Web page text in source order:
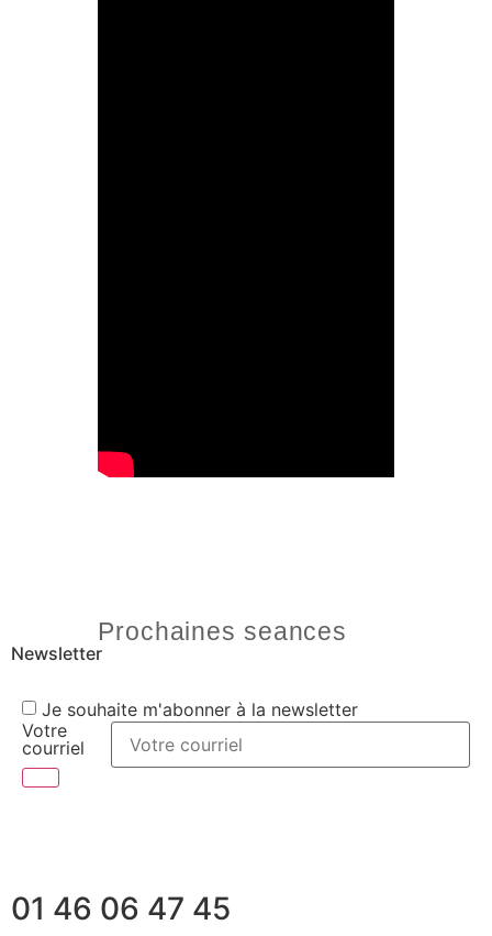
Prochaines seances
Newsletter
Je souhaite m'abonner à la newsletter
Votre
courriel
01 46 06 47 45